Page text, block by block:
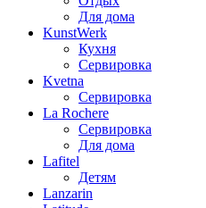
Для дома
KunstWerk
Кухня
Сервировка
Kvetna
Сервировка
La Rochere
Сервировка
Для дома
Lafitel
Детям
Lanzarin